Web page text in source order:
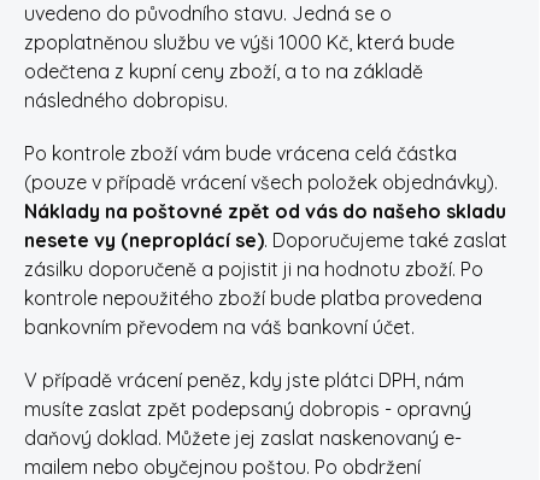
uvedeno do původního stavu. Jedná se o
zpoplatněnou službu ve výši 1000 Kč, která bude
odečtena z kupní ceny zboží, a to na základě
následného dobropisu.
Po kontrole zboží vám bude vrácena celá částka
(pouze v případě vrácení všech položek objednávky).
Náklady na poštovné zpět od vás do našeho skladu
nesete vy (neproplácí se). Doporučujeme také zaslat
zásilku doporučeně a pojistit ji na hodnotu zboží. Po
kontrole nepoužitého zboží bude platba provedena
bankovním převodem na váš bankovní účet.
V případě vrácení peněz, kdy jste plátci DPH, nám
musíte zaslat zpět podepsaný dobropis - opravný
daňový doklad. Můžete jej zaslat naskenovaný e-
mailem nebo obyčejnou poštou. Po obdržení